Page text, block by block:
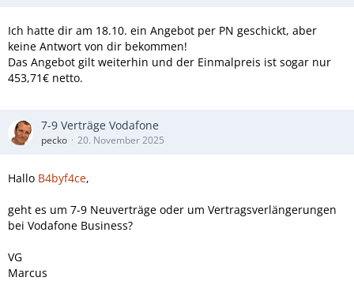
Ich hatte dir am 18.10. ein Angebot per PN geschickt, aber
keine Antwort von dir bekommen!
Das Angebot gilt weiterhin und der Einmalpreis ist sogar nur
453,71€ netto.
7-9 Verträge Vodafone
pecko 20. November 2025
Hallo B4byf4ce,
geht es um 7-9 Neuverträge oder um Vertragsverlängerungen
bei Vodafone Business?
VG
Marcus